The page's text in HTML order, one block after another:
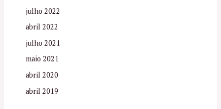
julho 2022
abril 2022
julho 2021
maio 2021
abril 2020
abril 2019